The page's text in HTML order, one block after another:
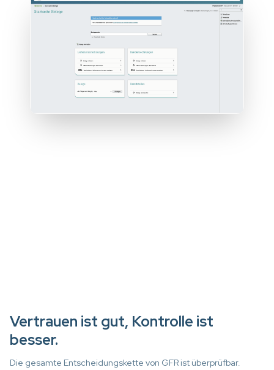
Vertrauen ist gut, Kontrolle ist
besser.
Die gesamte Entscheidungskette von GFR ist überprüfbar.